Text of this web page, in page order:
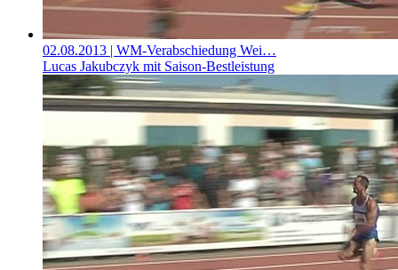
02.08.2013 | WM-Verabschiedung Wei…
Lucas Jakubczyk mit Saison-Bestleistung